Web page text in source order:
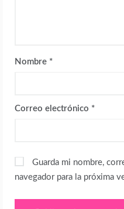
Nombre *
Correo electrónico *
Guarda mi nombre,
navegador para la próxima